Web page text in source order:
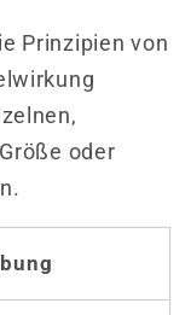
Prinzipien von
oder